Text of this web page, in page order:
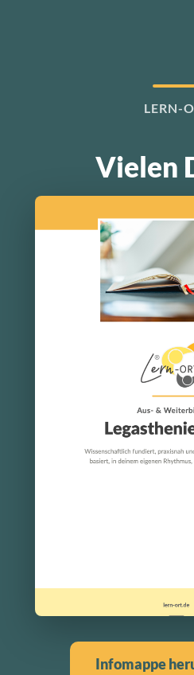
LERN-
Vielen
Infomappe